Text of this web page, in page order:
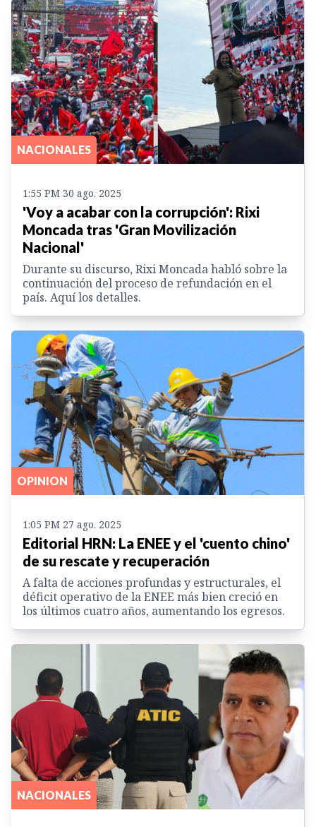
NACIONALES
1:55 PM 30 ago. 2025
'Voy a acabar con la corrupción': Rixi
Moncada tras 'Gran Movilización
Nacional'
Durante su discurso, Rixi Moncada habló sobre la
continuación del proceso de refundación en el
país. Aquí los detalles.
OPINION
1:05 PM 27 ago. 2025
Editorial HRN: La ENEE y el 'cuento chino'
de su rescate y recuperación
A falta de acciones profundas y estructurales, el
déficit operativo de la ENEE más bien creció en
los últimos cuatro años, aumentando los egresos.
NACIONALES